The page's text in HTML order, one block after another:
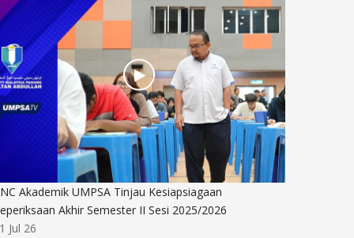
Akademik UMPSA Tinjau Kesiapsiagaan
Akhir Semester II Sesi 2025/2026
Jul 26